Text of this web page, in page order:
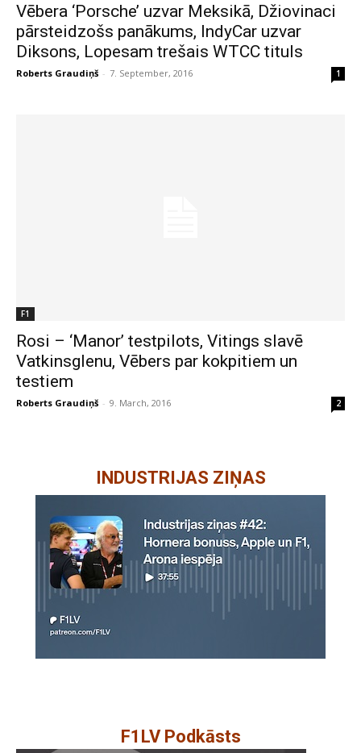
Vēbera ‘Porsche’ uzvar Meksikā, Džiovinaci
pārsteidzošs panākums, IndyCar uzvar
Diksons, Lopesam trešais WTCC tituls
Roberts Graudiņš - 7. September, 2016 1
F1
Rosi – ‘Manor’ testpilots, Vitings slavē
Vatkinsglenu, Vēbers par kokpitiem un
testiem
Roberts Graudiņš - 9. March, 2016 2
INDUSTRIJAS ZIŅAS
F1LV Podkāsts